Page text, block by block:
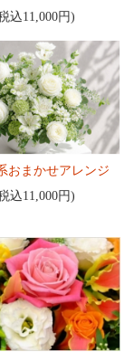
込11,000円)
おまかせアレンジ
込11,000円)